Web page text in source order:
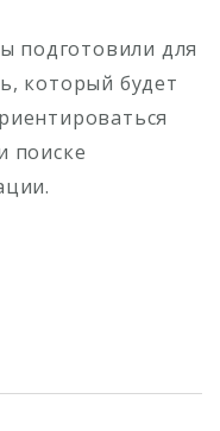
подготовили для
который будет
поиске